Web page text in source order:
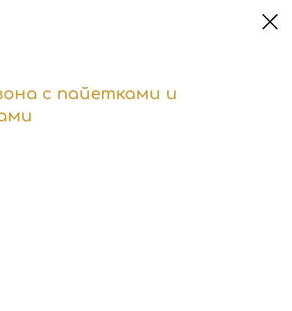
с пайетками и